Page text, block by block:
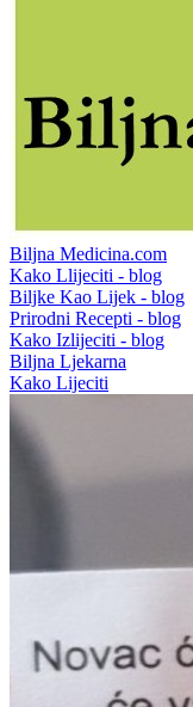
Biljna Medicina.com
Kako Llijeciti - blog
Biljke Kao Lijek - blog
Prirodni Recepti - blog
Kako Izlijeciti - blog
Biljna Ljekarna
Kako Lijeciti